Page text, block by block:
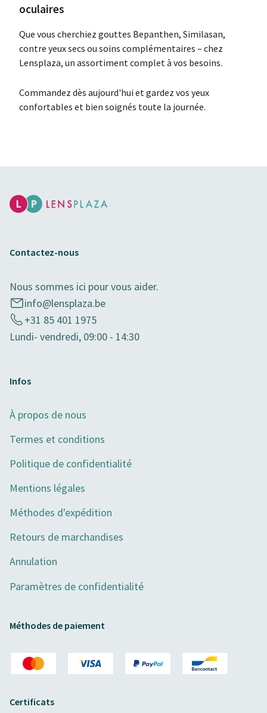
oculaires
Que vous cherchiez gouttes Bepanthen, Similasan,
contre yeux secs ou soins complémentaires – chez
Lensplaza, un assortiment complet à vos besoins.
Commandez dès aujourd'hui et gardez vos yeux
confortables et bien soignés toute la journée.
Contactez-nous
Nous sommes ici pour vous aider.
info@lensplaza.be
+31 85 401 1975
Lundi- vendredi, 09:00 - 14:30
Infos
À propos de nous
Termes et conditions
Politique de confidentialité
Mentions légales
Méthodes d'expédition
Retours de marchandises
Annulation
Paramètres de confidentialité
Méthodes de paiement
Certificats